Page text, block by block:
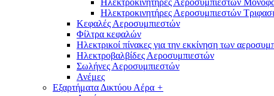
Ηλεκτροκινητήρες Αεροσυμπιεστών
Ηλεκτροκινητήρες Αεροσυμπιεστών
Κεφαλές Αεροσυμπιεστών
Φίλτρα κεφαλών
Ηλεκτρικοί πίνακες για την εκκίνηση των
Ηλεκτροβαλβίδες Αεροσυμπιεστών
Σωλήνες Αεροσυμπιεστών
Ανέμες
Εξαρτήματα Δικτύου Αέρα +